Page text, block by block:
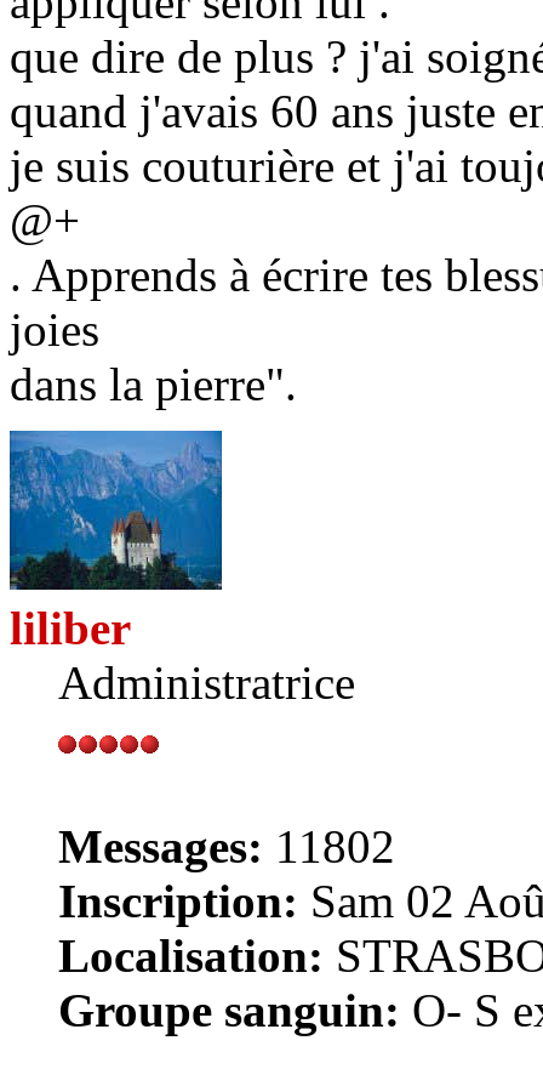
que dire de plus ? j'ai
quand j'avais 60 ans juste
je suis couturière et j'ai
@+
. Apprends à écrire tes
joies
dans la pierre".
liliber
Administratrice
Messages: 11802
Inscription: Sam 02
Localisation:
Groupe sanguin: O- S